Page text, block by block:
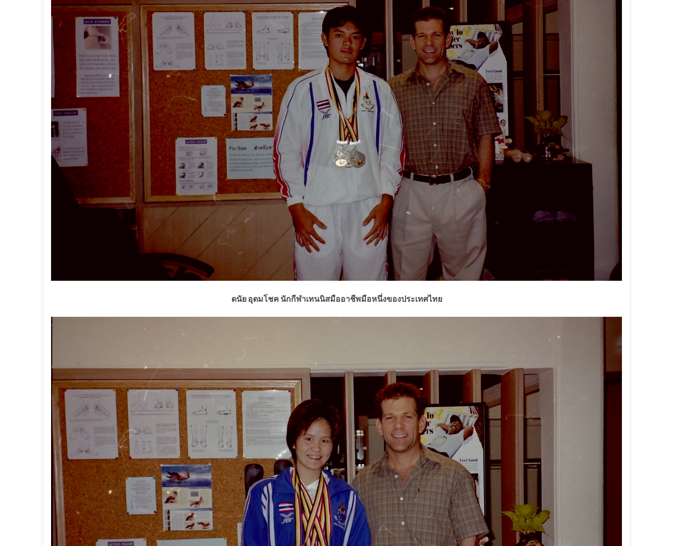
ดนัย อุดมโชค นักกีฬาเทนนิสมืออาชีพมือหนึ่งของประเทศไทย